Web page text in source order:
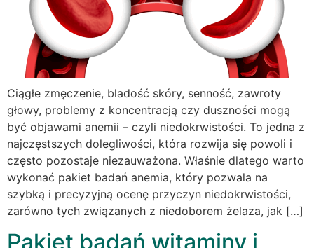
Ciągłe zmęczenie, bladość skóry, senność, zawroty
głowy, problemy z koncentracją czy duszności mogą
być objawami anemii – czyli niedokrwistości. To jedna z
najczęstszych dolegliwości, która rozwija się powoli i
często pozostaje niezauważona. Właśnie dlatego warto
wykonać pakiet badań anemia, który pozwala na
szybką i precyzyjną ocenę przyczyn niedokrwistości,
zarówno tych związanych z niedoborem żelaza, jak […]
Pakiet badań witaminy i